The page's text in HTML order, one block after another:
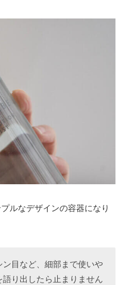
ルなデザインの容器になり
目など、細部まで使いや
り出したら止まりません